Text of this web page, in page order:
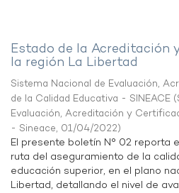
Estado de la Acreditación
la región La Libertad
Sistema Nacional de Evaluación,
de la Calidad Educativa - SINEACE (
Evaluación, Acreditación y
- Sineace, 01/04/2022)
El presente boletín N° 02 reporta
ruta del aseguramiento de la
educación superior, en el plano
Libertad, detallando el nivel de